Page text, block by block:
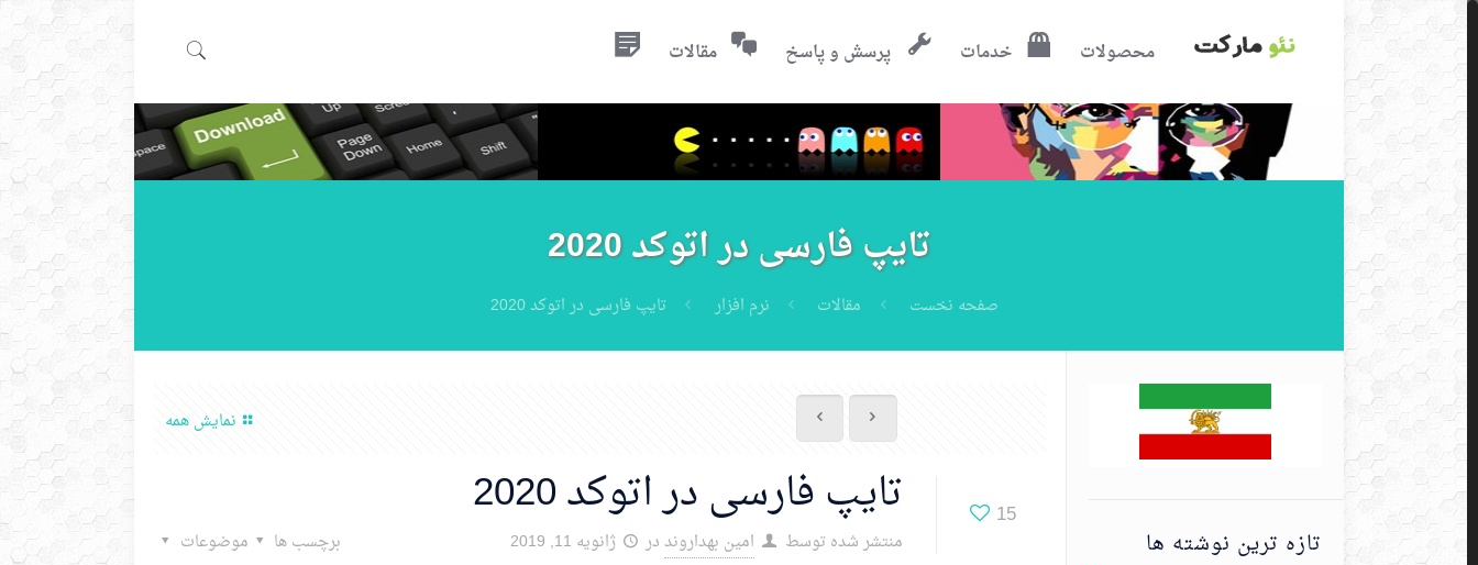
محصولات خدمات پرسش و پاسخ مقالات
تایپ فارسی در اتوکد 2020
صفحه نخست مقالات نرم افزار تایپ فارسی در اتوکد 2020
نمایش همه
15 تایپ فارسی در اتوکد 2020
منتشر شده توسط امین بهدارونددر ژانویه 11, 2019 موضوعات برچسب ها تازه ترین نوشته ها